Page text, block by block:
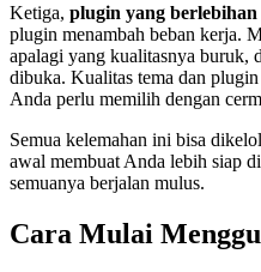
Ketiga, plugin yang
plugin menambah beban kerja.
apalagi yang kualitasnya buruk,
dibuka. Kualitas tema dan
Anda perlu memilih dengan
Semua kelemahan ini bisa
awal membuat Anda lebih siap
semuanya berjalan mulus.
Cara Mulai